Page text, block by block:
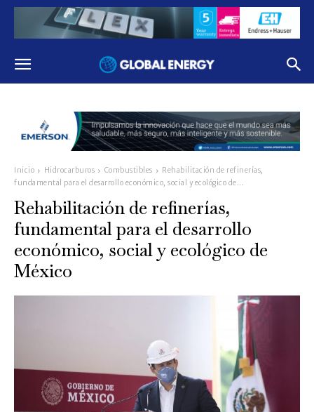
Inicio Hidrocarburos Combustibles
Rehabilitación de refinerías,
fundamental para el desarrollo económico, social y ecológico de...
Rehabilitación de refinerías,
fundamental para el desarrollo
económico, social y ecológico de
México